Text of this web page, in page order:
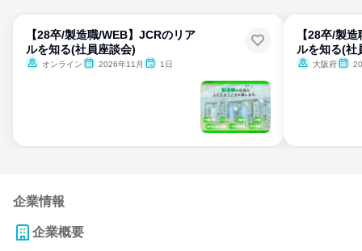
【28卒/製造職/WEB】JCRのリア
ルを知る(社員座談会)
オンライン 2026年11月 1日
【28卒/製
ルを知る(社
大阪府
企業情報
企業概要